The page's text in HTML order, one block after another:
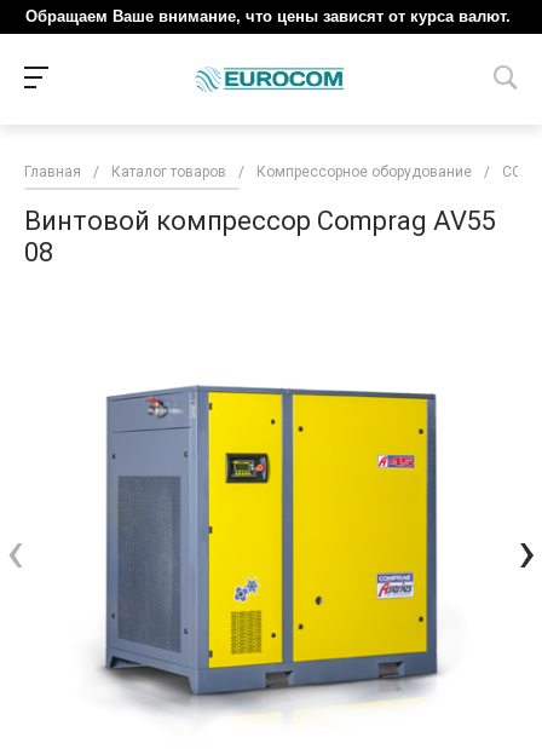
Обращаем Ваше внимание, что цены зависят от курса валют.
Главная / Каталог товаров / Компрессорное оборудование /
Винтовой компрессор Comprag AV55
08
‹ ›